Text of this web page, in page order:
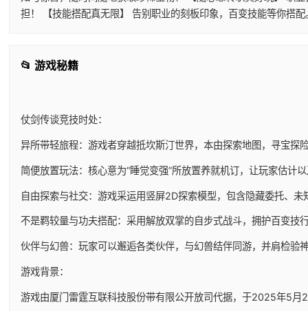
担！ 【技能搭配真无限】 告别职业的刻板印象，百变技能等你搭
📂 游戏秘籍
仗剑传谈竞技时处：
异所带轻旅程：游戏者穿越抵坎斯汀世界，本由探索地图，寻宝探
简便放置玩法：核心意为“睡觉变强”所放置养就机订，让玩家估计
自由探索与社交：游戏采运用竖屏2D探索模型，包含隐藏委托、
不是羁较量与功夫搭配：采用解放双掌的自步式战斗，拥护百变技
伙伴与幻兽：玩家可以邂逅各类伙伴，与幻兽结伴同游，并肩检验
游戏背景：
游戏由厦门雷霆互联科技股份带有限公开放司代据，于2025年5